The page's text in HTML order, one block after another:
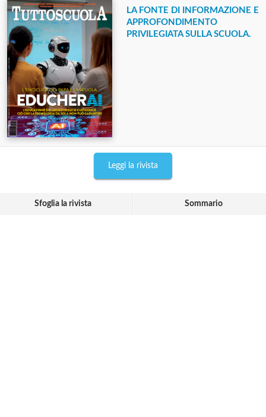
LA FONTE DI INFORMAZIONE E
APPROFONDIMENTO
PRIVILEGIATA SULLA SCUOLA.
Leggi la rivista
Sfoglia la rivista Sommario